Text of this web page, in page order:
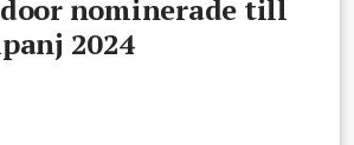
nominerade till
2024